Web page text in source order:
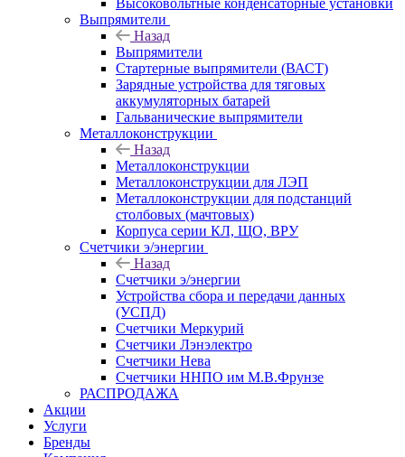
Высоковольтные конденсаторные установки
Выпрямители
Назад
Выпрямители
Стартерные выпрямители (ВАСТ)
Зарядные устройства для тяговых
аккумуляторных батарей
Гальванические выпрямители
Металлоконструкции
Назад
Металлоконструкции
Металлоконструкции для ЛЭП
Металлоконструкции для подстанций
столбовых (мачтовых)
Корпуса серии КЛ, ЩО, ВРУ
Счетчики э/энергии
Назад
Счетчики э/энергии
Устройства сбора и передачи данных
(УСПД)
Счетчики Меркурий
Счетчики Лэнэлектро
Счетчики Нева
Счетчики ННПО им М.В.Фрунзе
РАСПРОДАЖА
Акции
Услуги
Бренды